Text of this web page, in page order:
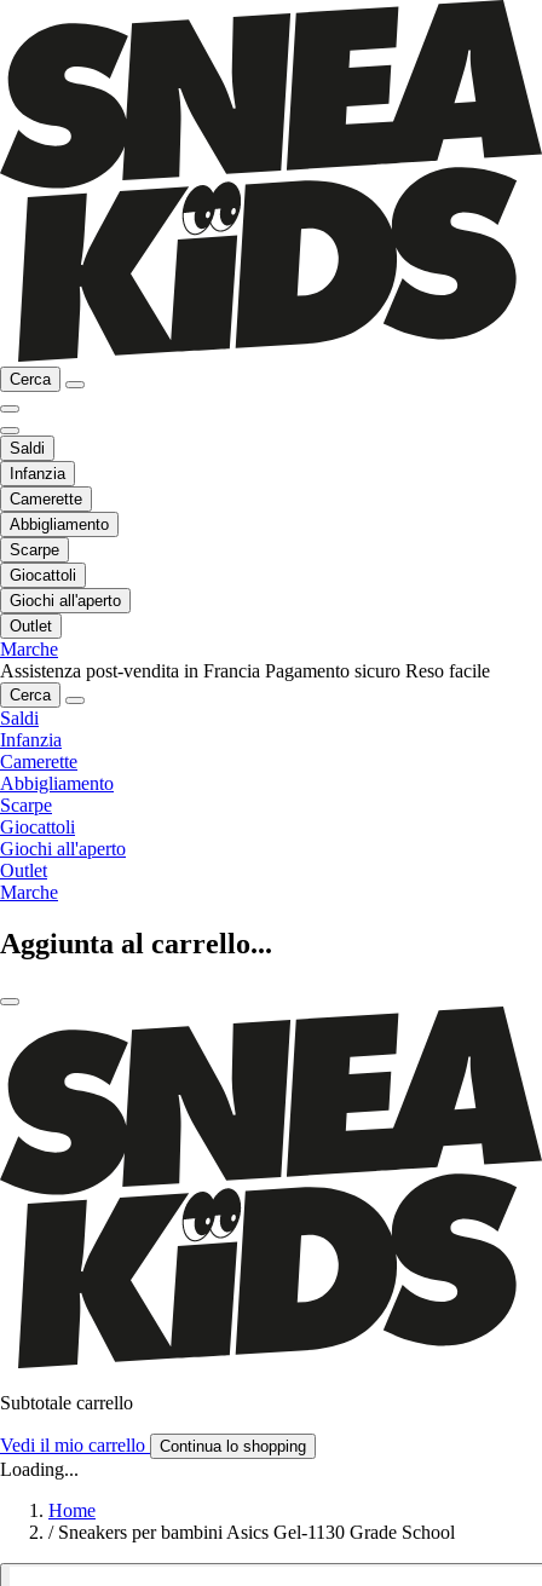
Cerca
Saldi
Infanzia
Camerette
Abbigliamento
Scarpe
Giocattoli
Giochi all'aperto
Outlet
Marche
Assistenza post-vendita in Francia Pagamento sicuro Reso facile
Cerca
Saldi
Infanzia
Camerette
Abbigliamento
Scarpe
Giocattoli
Giochi all'aperto
Outlet
Marche
Aggiunta al carrello...
Subtotale carrello
Vedi il mio carrello Continua lo shopping
Loading...
Home
/ Sneakers per bambini Asics Gel-1130 Grade School